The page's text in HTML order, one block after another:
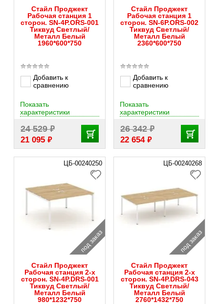
Стайл Проджект
Рабочая станция 1
сторон. SN-4P.ORS-001
Тиквуд Светлый/
Металл Белый
1960*600*750
Добавить к
сравнению
24 529₽
21 095 ₽
Показать
характеристики
Стайл Проджект
Рабочая станция 1
сторон. SN-6P.ORS-002
Тиквуд Светлый/
Металл Белый
2360*600*750
Добавить к
сравнению
26 342₽
22 654 ₽
Показать
характеристики
ЦБ-00240250
под заказ
Стайл Проджект
Рабочая станция 2-х
сторон. SN-4P.DRS-001
Тиквуд Светлый/
Металл Белый
980*1232*750
ЦБ-00240268
под заказ
Стайл Проджект
Рабочая станция 2-х
сторон. SN-4P.DRS-043
Тиквуд Светлый/
Металл Белый
2760*1432*750